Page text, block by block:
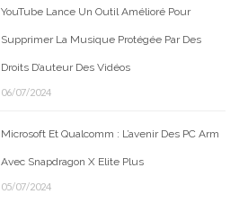
YouTube Lance Un Outil Amélioré Pour
Supprimer La Musique Protégée Par Des
Droits D’auteur Des Vidéos
06/07/2024
Microsoft Et Qualcomm : L’avenir Des PC Arm
Avec Snapdragon X Elite Plus
05/07/2024